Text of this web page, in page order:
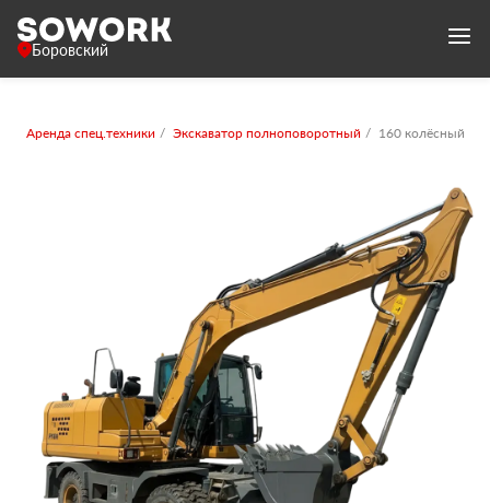
Боровский
Аренда спец.техники Экскаватор полноповоротный 160 колёсный с